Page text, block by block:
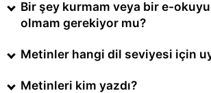
Bir şey kurmam veya bir e-
olmam gerekiyor mu?
Metinler hangi dil seviyesi için
Metinleri kim yazdı?